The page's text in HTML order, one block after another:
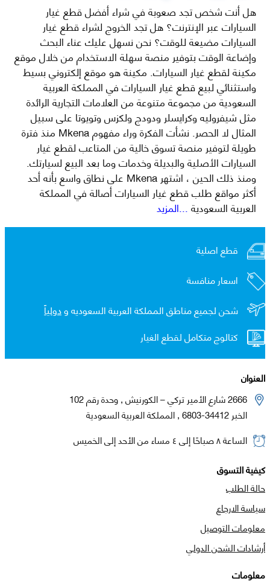
هل أنت شخص تجد صعوبة في شراء أفضل قطع غيار
السيارات عبر الإنترنت؟ هل تجد الخروج لشراء قطع غيار
السيارات مضيعة للوقت؟ نحن نسهل عليك عناء البحث
وإضاعة الوقت بتوفير منصة سهلة الاستخدام من خلال موقع
مكينة لقطع غيار السيارات. مكينة هو موقع إلكتروني بسيط
واستثنائي لبيع قطع غيار السيارات في المملكة العربية
السعودية من مجموعة متنوعة من العلامات التجارية الرائدة
مثل شيفروليه وكرايسلر ودودج ولكزس وتويوتا على سبيل
المثال لا الحصر. نشأت الفكرة وراء مفهوم Mkena منذ فترة
طويلة لتوفير منصة تسوق خالية من المتاعب لقطع غيار
السيارات الأصلية والبديلة وخدمات وما بعد البيع لسيارتك.
ومنذ ذلك الحين ، اشتهر Mkena على نطاق واسع بأنه أحد
أكثر مواقع طلب قطع غيار السيارات أصالة في المملكة
العربية السعودية...المزيد
قطع اصلية
اسعار منافسة
شحن لجميع مناطق المملكة العربية السعوديه ودولياً
كتالوج متكامل لقطع الغيار
العنوان
2666 شارع الأمير تركي – الكورنيش , وحدة رقم 102
الخبر 34412-6803 , المملكة العربية السعودية
الساعة ٨ صباحًا إلى ٤ مساء من الأحد إلى الخميس
كيفية التسوق
حالة الطلب
سياسة الارجاع
معلومات التوصيل
أرشادات الشحن الدولي
معلومات